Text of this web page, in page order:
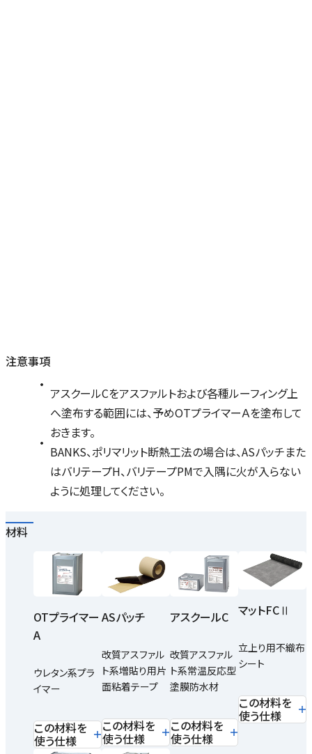
注意事項
アスクールCをアスファルトおよび各種ルーフィング上
へ塗布する範囲には、予めOTプライマーＡを塗布して
おきます。
BANKS、ポリマリット断熱工法の場合は、ASパッチまた
はバリテープH、バリテープPMで入隅に火が入らない
ように処理してください。
材料
OTプライマー
A
ウレタン系プラ
イマー
この材料を
使う仕様
ASパッチ
改質アスファル
ト系増貼り用片
面粘着テープ
この材料を
使う仕様
アスクールC
改質アスファル
ト系常温反応型
塗膜防水材
この材料を
使う仕様
マットFCⅡ
立上り用不織布
シート
この材料を
使う仕様